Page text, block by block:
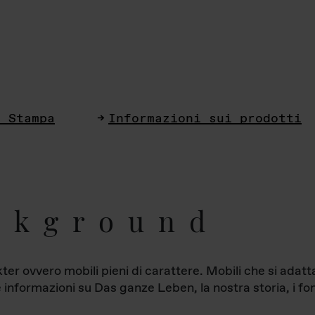
Informazioni sui prodotti
ovvero mobili pieni di carattere. Mobili che si
su Das ganze Leben, la nostra storia, i